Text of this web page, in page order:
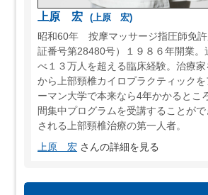
上原 宏
(上原 宏)
昭和60年 按摩マッサージ指圧師免
証番号第28480号）１９８６年開業。
べ１３万人を超える臨床経験。治療
から上部頸椎カイロプラクティック
ーマン大学で本来なら4年かかるとこ
間集中プログラムを受講することが
される上部頸椎治療の第一人者。
上原 宏 さんの詳細を見る